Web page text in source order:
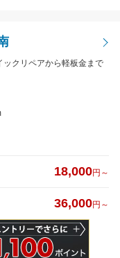
クリペアから軽板金まで
18,000円～
36,000円～